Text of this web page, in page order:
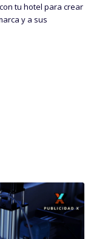
tu hotel para crear
y a sus